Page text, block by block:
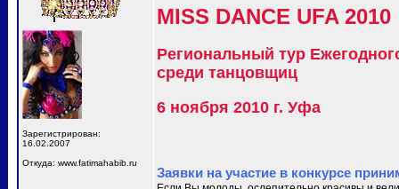
Зарегистрирован:
16.02.2007
Откуда: www.fatimahabib.ru
MISS DANCE UFA 2010
Региональный тур
среди танцовщиц
6 ноября 2010 г. Уфа
Заявки на участие в конкурсе